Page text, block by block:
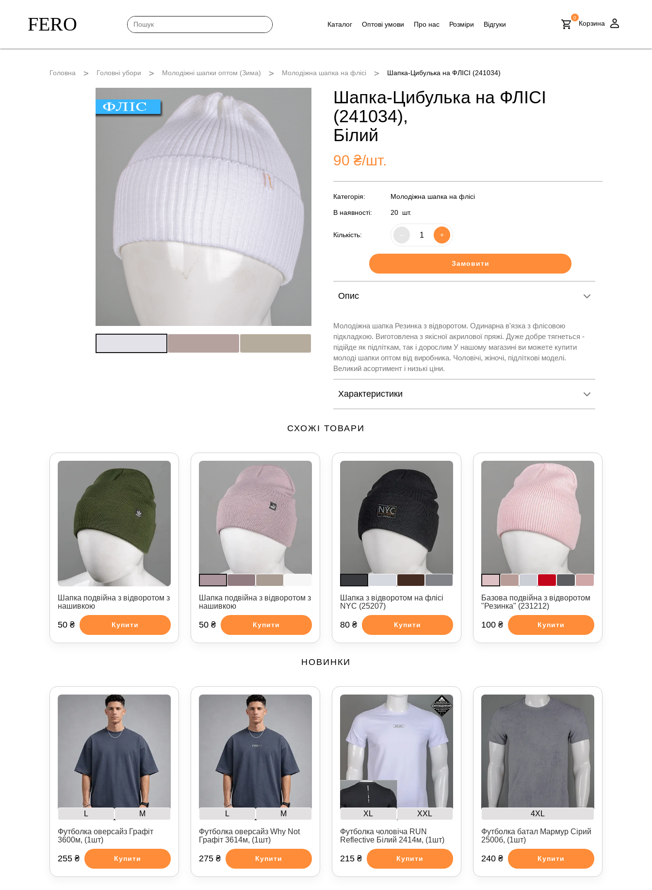
FERO Каталог Оптові умови Про нас Розміри Відгуки
0
Корзина
Головна Головні убори Молодіжні шапки оптом (Зима) Молодіжна шапка на флісі Шапка-Цибулька на ФЛІСІ (241034)
Шапка-Цибулька на ФЛІСІ
(241034),
Білий
90 ₴/шт.
Категорія: Молодіжна шапка на флісі
В наявності: 20 шт.
Кількість: +
Замовити
Опис
Молодіжна шапка Резинка з відворотом. Одинарна в'язка з флісовою
підкладкою. Виготовлена з якісної акрилової пряжі. Дуже добре тягнеться -
підійде як підліткам, так і дорослим У нашому магазині ви можете купити
молоді шапки оптом від виробника. Чоловічі, жіночі, підліткові моделі.
Великий асортимент і низькі ціни.
Характеристики
СХОЖІ ТОВАРИ
Шапка подвійна з відворотом з
нашивкою
50 ₴ Купити
Шапка подвійна з відворотом з
нашивкою
50 ₴ Купити
Шапка з відворотом на флісі
NYC (25207)
80 ₴ Купити
Базова подвійна з відворотом
"Резинка" (231212)
100 ₴ Купити
НОВИНКИ
L M
Футболка оверсайз Графіт
3600м, (1шт)
255 ₴ Купити
L M
Футболка оверсайз Why Not
Графіт 3614м, (1шт)
275 ₴ Купити
XL XXL
Футболка чоловіча RUN
Reflective Білий 2414м, (1шт)
215 ₴ Купити
4XL
Футболка батал Мармур Сірий
2500б, (1шт)
240 ₴ Купити